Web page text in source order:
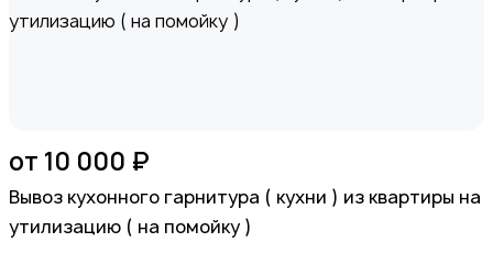
от 10 000 ₽
Вывоз кухонного гарнитура ( кухни ) из квартиры на
утилизацию ( на помойку )